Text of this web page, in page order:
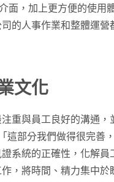
面，加上更方便的使用
的人事作業和整體運營
文化
重與員工良好的溝通，
這部分我們做得很完善
系統的正確性，化解員
，將時間、精力集中於